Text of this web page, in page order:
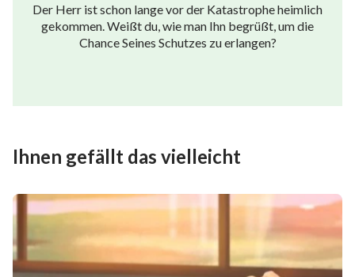
Der Herr ist schon lange vor der Katastrophe heimlich
gekommen. Weißt du, wie man Ihn begrüßt, um die
Chance Seines Schutzes zu erlangen?
Ihnen gefällt das vielleicht